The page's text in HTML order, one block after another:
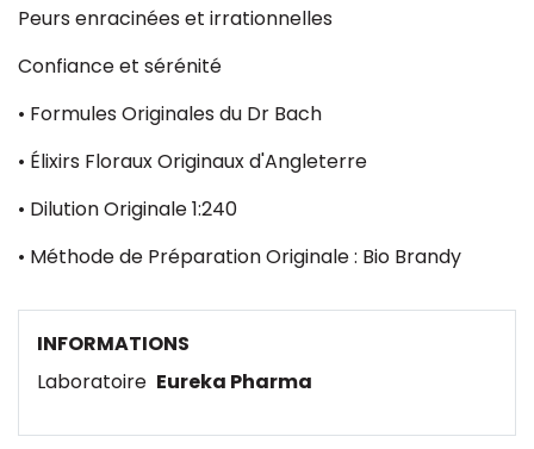
Peurs enracinées et irrationnelles
Confiance et sérénité
• Formules Originales du Dr Bach
• Élixirs Floraux Originaux d'Angleterre
• Dilution Originale 1:240
• Méthode de Préparation Originale : Bio Brandy
INFORMATIONS
Laboratoire Eureka Pharma